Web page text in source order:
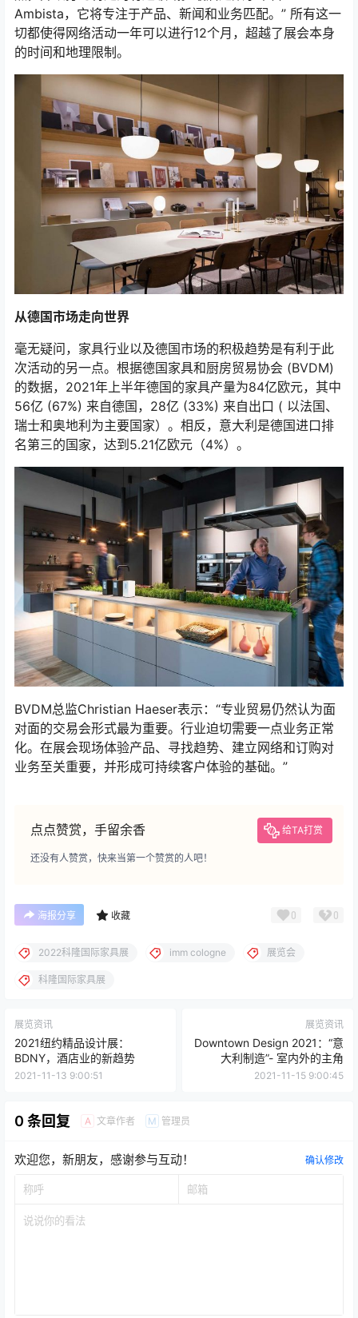
Ambista，它将专注于产品、新闻和业务匹配。” 所有这一
切都使得网络活动一年可以进行12个月，超越了展会本身
的时间和地理限制。
从德国市场走向世界
毫无疑问，家具行业以及德国市场的积极趋势是有利于此
次活动的另一点。根据德国家具和厨房贸易协会 (BVDM)
的数据，2021年上半年德国的家具产量为84亿欧元，其中
56亿 (67%) 来自德国，28亿 (33%) 来自出口 ( 以法国、
瑞士和奥地利为主要国家）。相反，意大利是德国进口排
名第三的国家，达到5.21亿欧元（4%）。
BVDM总监Christian Haeser表示：“专业贸易仍然认为面
对面的交易会形式最为重要。行业迫切需要一点业务正常
化。在展会现场体验产品、寻找趋势、建立网络和订购对
业务至关重要，并形成可持续客户体验的基础。”
点点赞赏，手留余香 给TA打赏
还没有人赞赏，快来当第一个赞赏的人吧！
海报分享 收藏 0 0
2022科隆国际家具展 imm cologne 展览会
科隆国际家具展
展览资讯
2021纽约精品设计展：
BDNY，酒店业的新趋势
2021-11-13 9:00:51
展览资讯
Downtown Design 2021：“意
大利制造”- 室内外的主角
2021-11-15 9:00:45
0 条回复 A 文章作者 M 管理员
欢迎您，新朋友，感谢参与互动！ 确认修改